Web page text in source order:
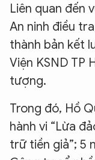
Liên quan đến
An ninh điều
thành bản kết
Viện KSND TP
tượng.
Trong đó, Hồ
hành vi “Lừa
trữ tiền giả”; 5